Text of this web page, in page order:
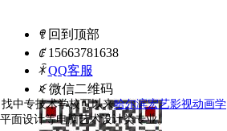
ꁸ 回到顶部
ꂅ 15663781638
ꁗ QQ客服
ꀥ 微信二维码
中专技术学校可以来哈尔滨宏艺影视动画学
面设计等电脑艺术设计类专业。